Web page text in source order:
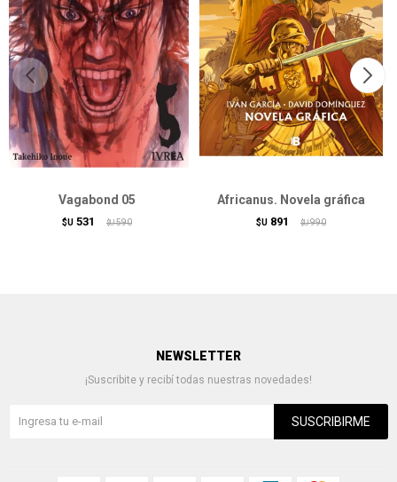
Vagabond 05
$U 531 $U 590
Africanus. Novela gráfica
$U 891 $U 990
NEWSLETTER
¡Suscribite y recibí todas nuestras novedades!
SUSCRIBIRME